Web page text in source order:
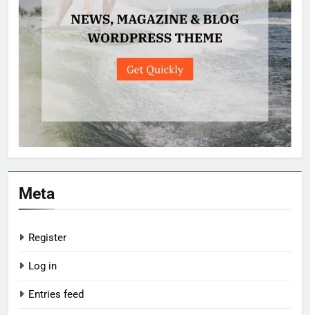
Meta
Register
Log in
Entries feed